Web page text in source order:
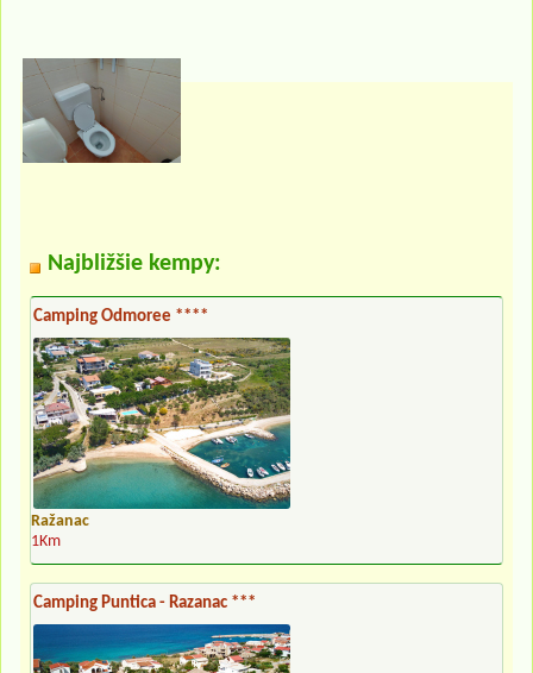
Najbližšie kempy:
Camping Odmoree ****
Ražanac
1Km
Camping Puntica - Razanac ***